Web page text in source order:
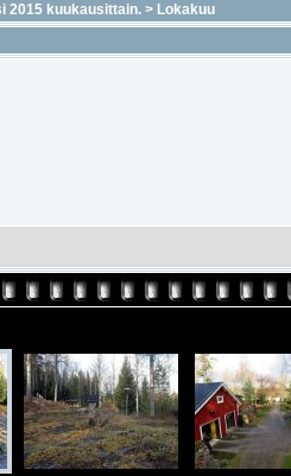
2015 kuukausittain. > Lokakuu